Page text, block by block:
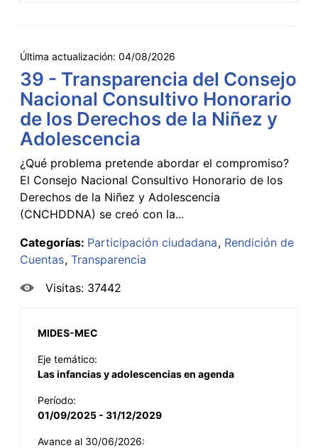
Última actualización: 04/08/2026
39 - Transparencia del Consejo
Nacional Consultivo Honorario
de los Derechos de la Niñez y
Adolescencia
¿Qué problema pretende abordar el compromiso?
El Consejo Nacional Consultivo Honorario de los
Derechos de la Niñez y Adolescencia
(CNCHDDNA) se creó con la...
Categorías: Participación ciudadana Rendición de
Cuentas Transparencia
Visitas: 37442
MIDES-MEC
Eje temático:
Las infancias y adolescencias en agenda
Período:
01/09/2025 - 31/12/2029
Avance al 30/06/2026: